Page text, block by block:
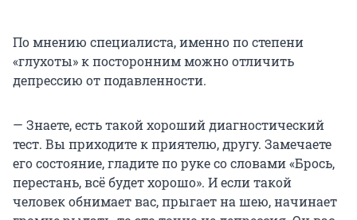
По мнению специалиста, именно по степени
«глухоты» к посторонним можно отличить
депрессию от подавленности.
— Знаете, есть такой хороший диагностический
тест. Вы приходите к приятелю, другу. Замечаете
его состояние, гладите по руке со словами «Брось,
перестань, всё будет хорошо». И если такой
человек обнимает вас, прыгает на шею, начинает